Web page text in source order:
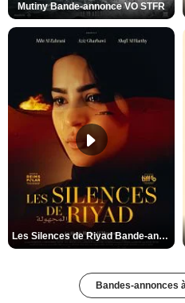
Mutiny Bande-annonce VO STFR
Les Silences de Riyad Bande-annonce VO STFR
Bandes-annonces